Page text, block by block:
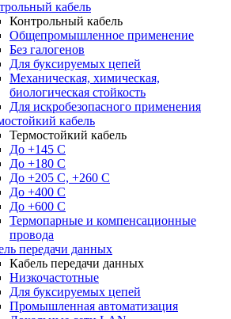
кабель
Контрольный кабель
Общепромышленное применение
Без галогенов
Для буксируемых цепей
Механическая, химическая,
биологическая стойкость
Для искробезопасного применения
кабель
Термостойкий кабель
До +145 С
До +180 C
До +205 С, +260 С
До +400 C
До +600 С
Термопарные и компенсационные
провода
передачи данных
Кабель передачи данных
Низкочастотные
Для буксируемых цепей
Промышленная автоматизация